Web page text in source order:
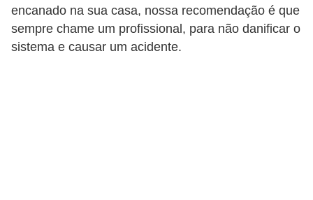
encanado na sua casa, nossa recomendação é que
sempre chame um profissional, para não danificar o
sistema e causar um acidente.